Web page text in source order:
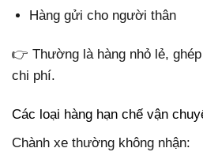
Hàng gửi cho người thân
👉 Thường là hàng nhỏ lẻ,
chi phí.
Các loại hàng hạn chế vận
Chành xe thường không nhận: